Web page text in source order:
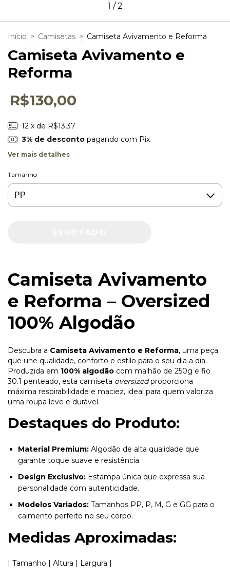
1 /2
Início > Camisetas > Camiseta Avivamento e Reforma
Camiseta Avivamento e
Reforma
R$130,00
12 x de R$13,37
3% de descontopagando com Pix
Ver mais detalhes
Tamanho
Camiseta Avivamento
e Reforma – Oversized
100% Algodão
Descubra a Camiseta Avivamento e Reforma, uma peça
que une qualidade, conforto e estilo para o seu dia a dia.
Produzida em 100% algodão com malhão de 250g e fio
30.1 penteado, esta camiseta oversizedproporciona
máxima respirabilidade e maciez, ideal para quem valoriza
uma roupa leve e durável.
Destaques do Produto:
Material Premium: Algodão de alta qualidade que
garante toque suave e resistência.
Design Exclusivo: Estampa única que expressa sua
personalidade com autenticidade.
Modelos Variados: Tamanhos PP, P, M, G e GG para o
caimento perfeito no seu corpo.
Medidas Aproximadas:
| Tamanho | Altura | Largura |